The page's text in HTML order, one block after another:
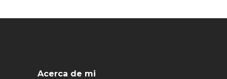
Acerca de mi